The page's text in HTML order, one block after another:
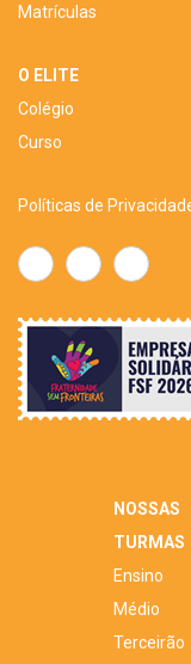
Matrículas
O ELITE
Colégio
Curso
Políticas de
NOSSAS
TURMAS
Ensino
Médio
Terceirão